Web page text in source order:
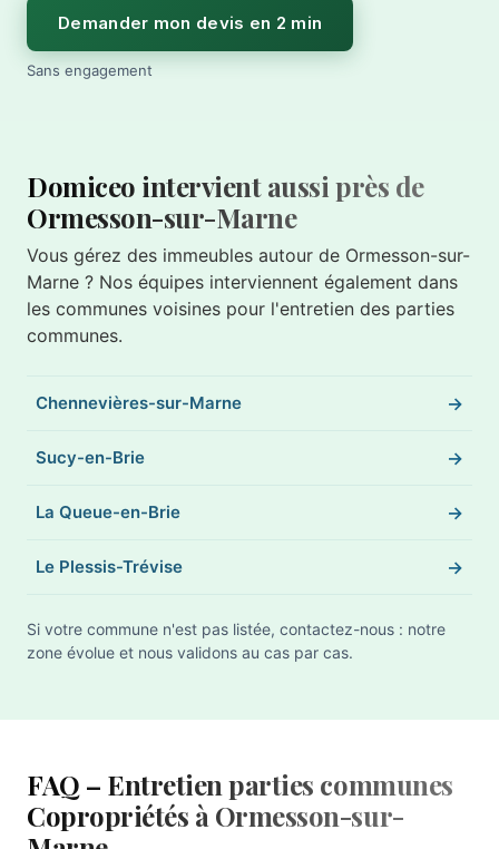
Demander mon devis en 2 min
Sans engagement
Domiceo intervient aussi près de
Ormesson-sur-Marne
Vous gérez des immeubles autour de Ormesson-sur-
Marne ? Nos équipes interviennent également dans
les communes voisines pour l'entretien des parties
communes.
Chennevières-sur-Marne
Sucy-en-Brie
La Queue-en-Brie
Le Plessis-Trévise
Si votre commune n'est pas listée, contactez-nous : notre
zone évolue et nous validons au cas par cas.
FAQ – Entretien parties communes
Copropriétés à Ormesson-sur-